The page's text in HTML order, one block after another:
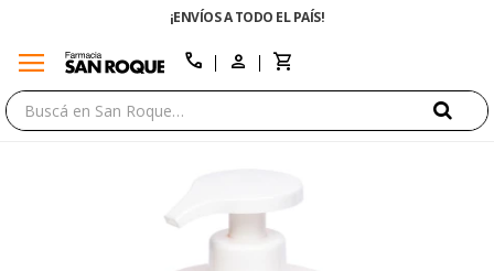
¡ENVÍOS A TODO EL PAÍS!
menu call
close